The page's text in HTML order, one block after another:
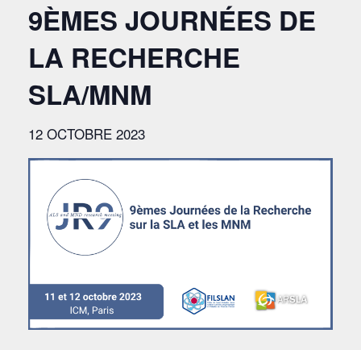
9ÈMES JOURNÉES DE
LA RECHERCHE
SLA/MNM
12 OCTOBRE 2023